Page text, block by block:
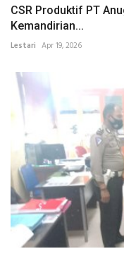
CSR Produktif PT
Kemandirian...
Lestari Apr 19, 2026